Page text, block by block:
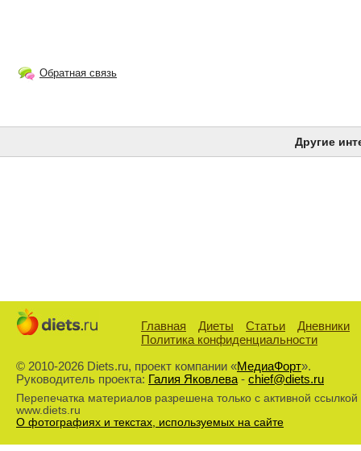
Обратная связь
Другие
Главная Диеты Статьи
Дневники
Политика конфиденциальности
© 2010-2026 Diets.ru, проект компании «МедиаФорт».
Руководитель проекта: Галия Яковлева- chief@diets.ru
Перепечатка материалов разрешена только с активной ссылкой
www.diets.ru
О фотографиях и текстах, используемых на сайте